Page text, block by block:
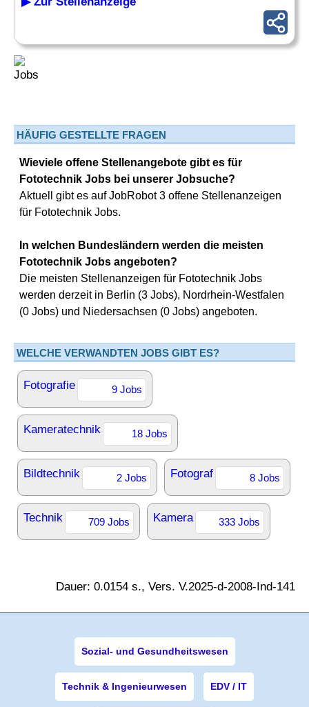
HÄUFIG GESTELLTE FRAGEN
Wieviele offene Stellenangebote gibt es für
Fototechnik Jobs bei unserer Jobsuche?
Aktuell gibt es auf JobRobot 3 offene Stellenanzeigen
für Fototechnik Jobs.
In welchen Bundesländern werden die meisten
Fototechnik Jobs angeboten?
Die meisten Stellenanzeigen für Fototechnik Jobs
werden derzeit in Berlin (3 Jobs), Nordrhein-Westfalen
(0 Jobs) und Niedersachsen (0 Jobs) angeboten.
WELCHE VERWANDTEN JOBS GIBT ES?
Fotografie 9 Jobs
Kameratechnik 18 Jobs
Bildtechnik 2 Jobs Fotograf 8 Jobs
Technik 709 Jobs Kamera 333 Jobs
Dauer: 0.0154 s., Vers. V.2025-d-2008-Ind-141
Sozial- und Gesundheitswesen
Technik & Ingenieurwesen EDV / IT